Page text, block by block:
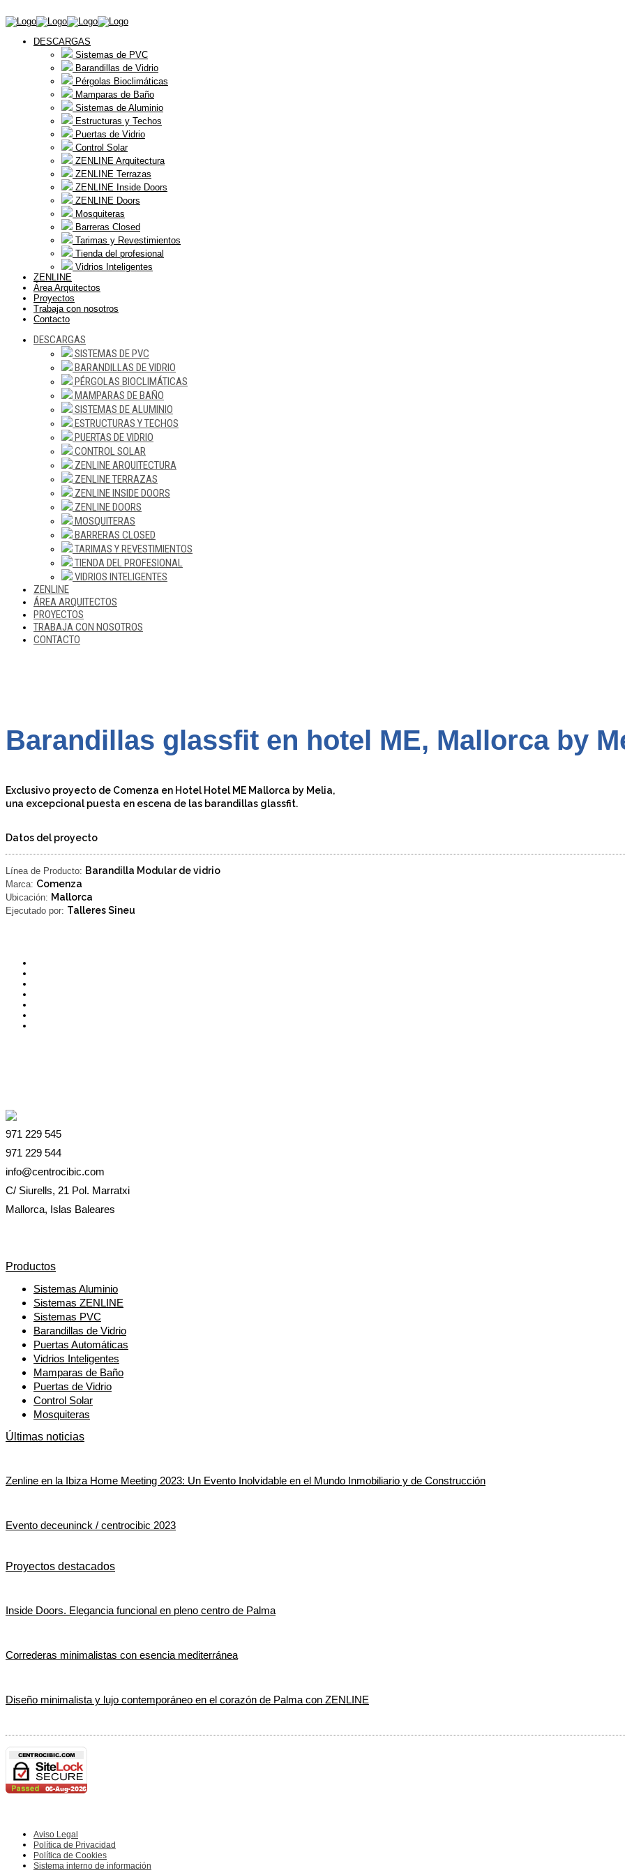
DESCARGAS
Sistemas de PVC
Barandillas de Vidrio
Pérgolas Bioclimáticas
Mamparas de Baño
Sistemas de Aluminio
Estructuras y Techos
Puertas de Vidrio
Control Solar
ZENLINE Arquitectura
ZENLINE Terrazas
ZENLINE Inside Doors
ZENLINE Doors
Mosquiteras
Barreras Closed
Tarimas y Revestimientos
Tienda del profesional
Vidrios Inteligentes
ZENLINE
Área Arquitectos
Proyectos
Trabaja con nosotros
Contacto
DESCARGAS
SISTEMAS DE PVC
BARANDILLAS DE VIDRIO
PÉRGOLAS BIOCLIMÁTICAS
MAMPARAS DE BAÑO
SISTEMAS DE ALUMINIO
ESTRUCTURAS Y TECHOS
PUERTAS DE VIDRIO
CONTROL SOLAR
ZENLINE ARQUITECTURA
ZENLINE TERRAZAS
ZENLINE INSIDE DOORS
ZENLINE DOORS
MOSQUITERAS
BARRERAS CLOSED
TARIMAS Y REVESTIMIENTOS
TIENDA DEL PROFESIONAL
VIDRIOS INTELIGENTES
ZENLINE
ÁREA ARQUITECTOS
PROYECTOS
TRABAJA CON NOSOTROS
CONTACTO
Barandillas glassfit en hotel ME, Mallorca by
Exclusivo proyecto de Comenza en Hotel Hotel ME Mallorca by Melia,
una excepcional puesta en escena de las barandillas glassfit.
Datos del proyecto
Línea de Producto: Barandilla Modular de vidrio
Marca: Comenza
Ubicación: Mallorca
Ejecutado por: Talleres Sineu
971 229 545
971 229 544
info@centrocibic.com
C/ Siurells, 21 Pol. Marratxi
Mallorca, Islas Baleares
Productos
Sistemas Aluminio
Sistemas ZENLINE
Sistemas PVC
Barandillas de Vidrio
Puertas Automáticas
Vidrios Inteligentes
Mamparas de Baño
Puertas de Vidrio
Control Solar
Mosquiteras
Últimas noticias
Zenline en la Ibiza Home Meeting 2023: Un Evento Inolvidable en el Mundo Inmobiliario y de Construcción
Evento deceuninck / centrocibic 2023
Proyectos destacados
Inside Doors. Elegancia funcional en pleno centro de Palma
Correderas minimalistas con esencia mediterránea
Diseño minimalista y lujo contemporáneo en el corazón de Palma con ZENLINE
Aviso Legal
Política de Privacidad
Política de Cookies
Sistema interno de información